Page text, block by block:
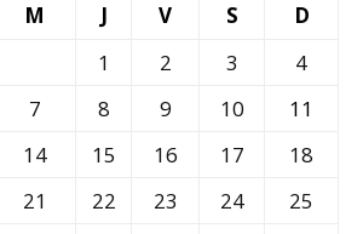
M J V S
D
1
2 3
4
7 8 9 10
11
14 15 16 17
18
21 22 23 24
25